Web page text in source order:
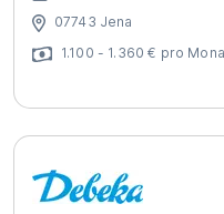
07743 Jena
1.100 - 1.360 € pro